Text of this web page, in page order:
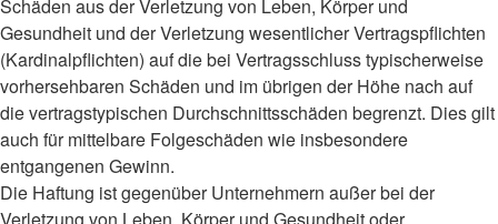
Schäden aus der Verletzung von Leben, Körper und
Gesundheit und der Verletzung wesentlicher Vertragspflichten
(Kardinalpflichten) auf die bei Vertragsschluss typischerweise
vorhersehbaren Schäden und im übrigen der Höhe nach auf
die vertragstypischen Durchschnittsschäden begrenzt. Dies gilt
auch für mittelbare Folgeschäden wie insbesondere
entgangenen Gewinn.
Die Haftung ist gegenüber Unternehmern außer bei der